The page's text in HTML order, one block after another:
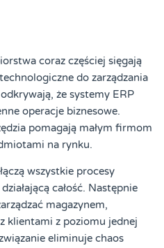
coraz częściej sięgają
do zarządzania
że systemy ERP
operacje biznesowe.
pomagają małym firmom
na rynku.
wszystkie procesy
całość. Następnie
magazynem,
klientami z poziomu jednej
eliminuje chaos